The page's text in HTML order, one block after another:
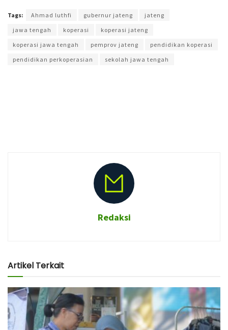
Tags: Ahmad luthfi gubernur jateng
jateng
jawa tengah
koperasi
koperasi jateng
koperasi jawa tengah
pemprov jateng
pendidikan koperasi
pendidikan perkoperasian
sekolah jawa tengah
Redaksi
Artikel Terkait